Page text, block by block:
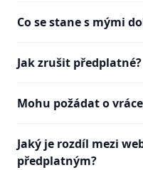
Co se stane s mými
Jak zrušit předplatné?
Mohu požádat o
Jaký je rozdíl mezi
předplatným?